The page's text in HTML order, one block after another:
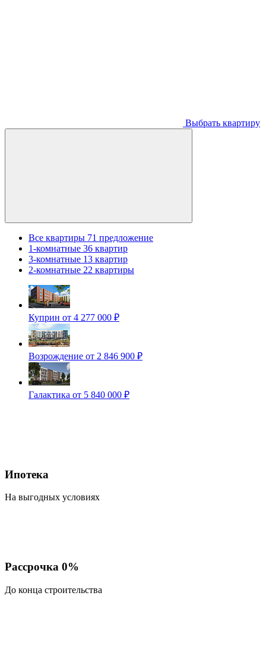
Выбрать квартиру
Все квартиры 71 предложение
1-комнатные 36 квартир
3-комнатные 13 квартир
2-комнатные 22 квартиры
Куприн от 4 277 000 ₽
Возрождение от 2 846 900 ₽
Галактика от 5 840 000 ₽
Ипотека
На выгодных условиях
Рассрочка 0%
До конца строительства